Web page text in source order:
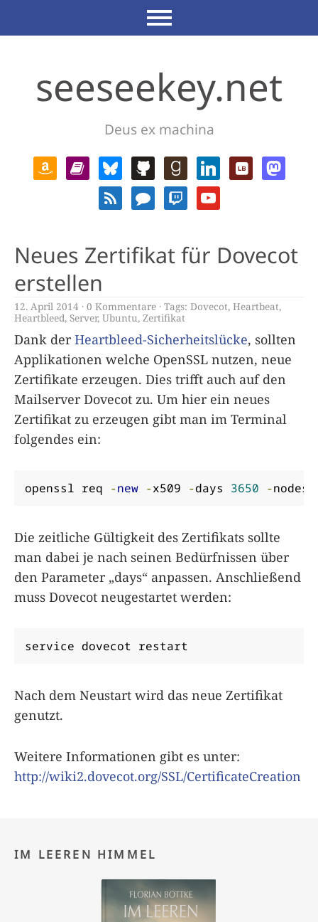
seeseekey.net
Deus ex machina
Neues Zertifikat für Dovecot
erstellen
12. April 2014 0 Kommentare Tags: Dovecot, Heartbeat,
Heartbleed, Server, Ubuntu, Zertifikat
Dank derHeartbleed-Sicherheitslücke, sollten
Applikationen welche OpenSSL nutzen, neue
Zertifikate erzeugen. Dies trifft auch auf den
Mailserver Dovecot zu. Um hier ein neues
Zertifikat zu erzeugen gibt man im Terminal
folgendes ein:
openssl req -new -x509 -days 3650 -nodes
Die zeitliche Gültigkeit des Zertifikats sollte
man dabei je nach seinen Bedürfnissen über
den Parameter „days“ anpassen. Anschließend
muss Dovecot neugestartet werden:
service dovecot restart
Nach dem Neustart wird das neue Zertifikat
genutzt.
Weitere Informationen gibt es unter:
http://wiki2.dovecot.org/SSL/CertificateCreation
IM LEEREN HIMMEL